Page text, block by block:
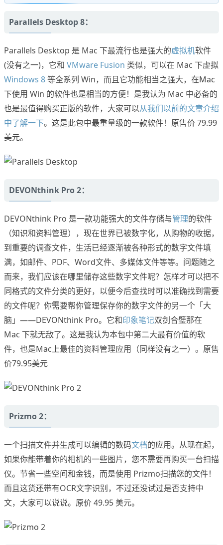
Parallels Desktop 8：
Parallels Desktop 是 Mac 下最流行也是强大的虚拟机软件
(没有之一)，它和 VMware Fusion 类似，可以在 Mac 下虚拟
Windows 8等全系列 Win，而且它功能相当之强大，在Mac
下使用 Win 的软件也是相当的方便！是我认为 Mac 中必备的
也是最值得购买正版的软件，大家可以从我们以前的文章介绍
中了解一下。这是此包中最重量级的一款软件！原售价 79.99
美元。
DEVONthink Pro 2：
DEVONthink Pro 是一款功能强大的文件存储与管理的软件
（知识和资料管理），现在世界已被数字化，从购物的收据，
到重要的调查文件，生活已经逐渐被各种形式的数字文件填
满，如邮件、PDF、Word文件、多媒体文件等等。问题随之
而来，我们应该在哪里储存这些数字文件呢？怎样才可以把不
同格式的文件分类的更好，以便今后查找时可以准确找到需要
的文件呢？你需要帮你管理保存你的数字文件的另一个「大
脑」——DEVONthink Pro。它和印象笔记双剑合璧那在
Mac 下就无敌了。这是我认为本包中第二大最有价值的软
件，也是Mac上最佳的资料管理应用（同样没有之一）。原售
价79.95美元
Prizmo 2：
一个扫描文件并生成可以编辑的数码文档的应用。从现在起，
如果你能带着你的相机的一些图片，您不需要再购买一台扫描
仪。节省一些空间和金钱，而是使用 Prizmo扫描您的文件！
而且这货还带有OCR文字识别，不过还没试过是否支持中
文，大家可以说说。原价 49.95 美元。